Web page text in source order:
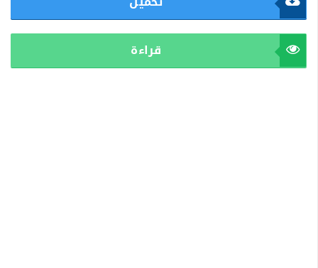
قراءة